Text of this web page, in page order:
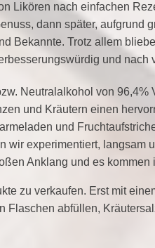
Likören nach einfachen
dann später, aufgrund
Bekannte. Trotz allem
und nach
Neutralalkohol von 96,4%
und Kräutern einen
und
wir experimentiert, langsam
Anklang und es kommen
zu verkaufen. Erst mit
abfüllen,